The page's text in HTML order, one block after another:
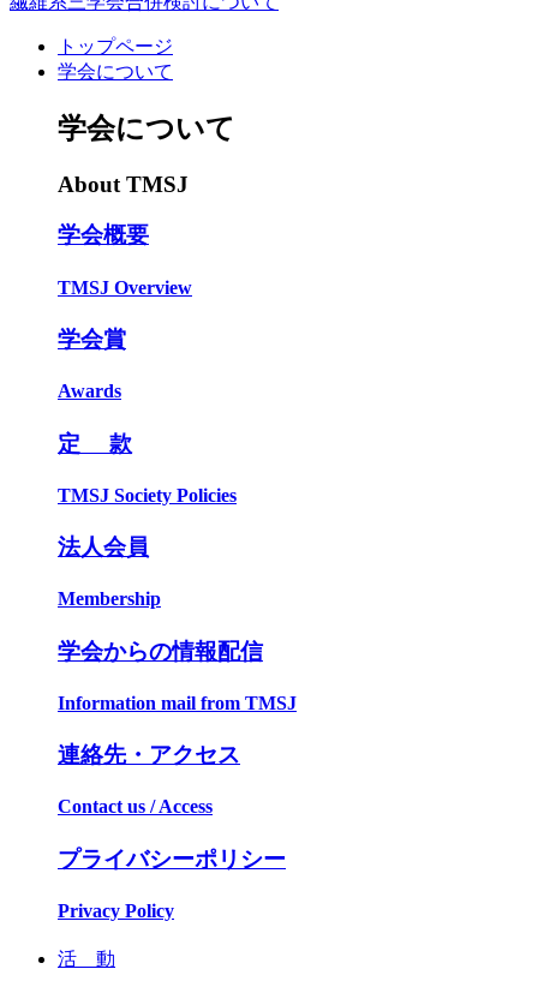
トップページ
学会について
学会について
About TMSJ
学会概要
TMSJ Overview
学会賞
Awards
定 款
TMSJ Society Policies
法人会員
Membership
学会からの情報配信
Information mail from TMSJ
連絡先・アクセス
Contact us / Access
プライバシーポリシー
Privacy Policy
活 動